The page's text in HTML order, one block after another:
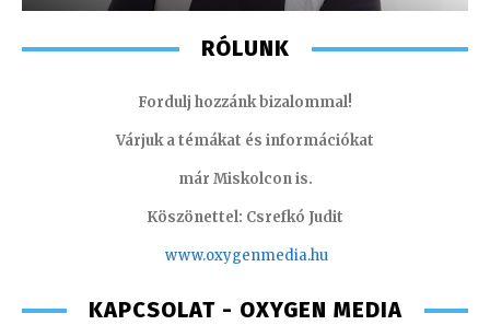
RÓLUNK
Fordulj hozzánk bizalommal!
Várjuk a témákat és információkat
már Miskolcon is.
Köszönettel: Csrefkó Judit
www.oxygenmedia.hu
KAPCSOLAT - OXYGEN MEDIA